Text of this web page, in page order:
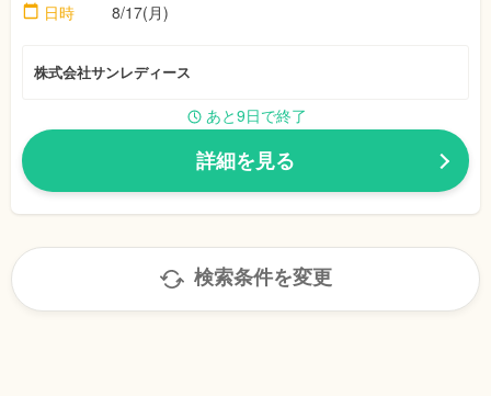
日時
8/17(月)
株式会社サンレディース
あと9日で終了
詳細を見る
検索条件を変更